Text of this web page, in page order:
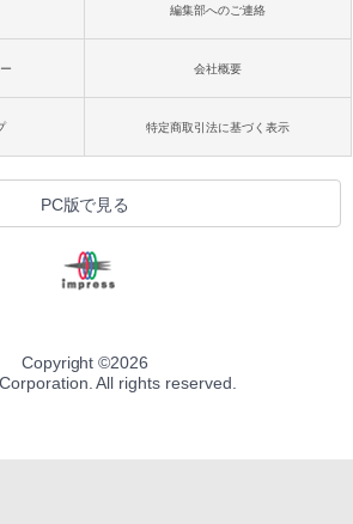
編集部へのご連絡
会社概要
特定商取引法に基づく表示
PC版で見る
Copyright ©2026
All rights reserved.